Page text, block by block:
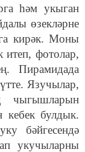
һәм укыган
өзекләрне
кирәк. Моны
фотолар,
Пирамидада
Язучылар,
чыгышларын
кебек булдык.
бәйгесендә
укучыларны